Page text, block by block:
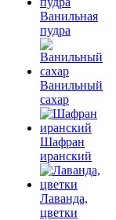
Ванильная
пудра
Ванильный
сахар
Шафран
иранский
Лаванда,
цветки